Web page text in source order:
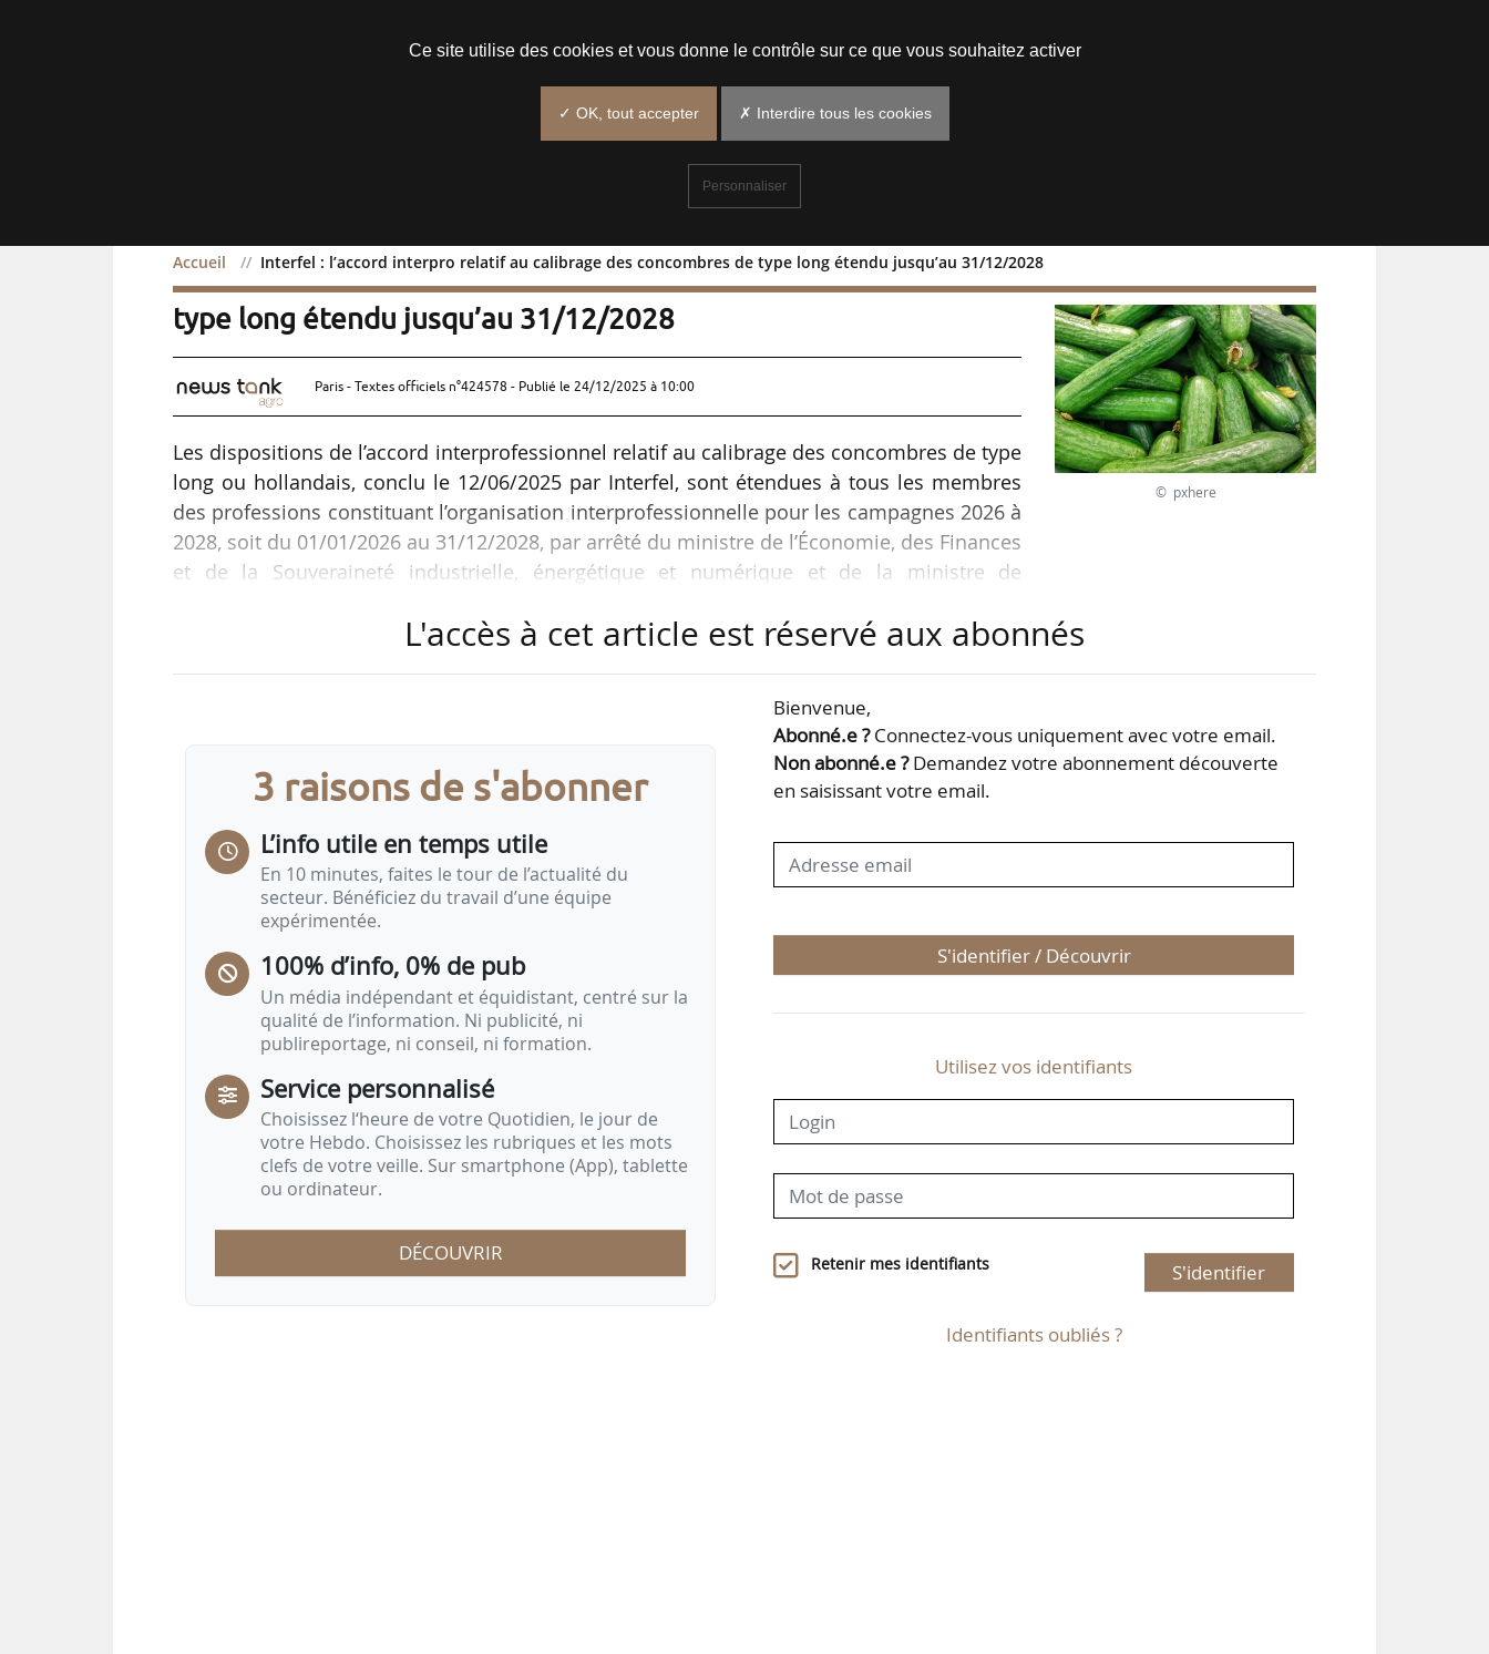
Accueil Interfel : l’accord interpro relatif au calibrage des concombres de type long étendu jusqu’au 31/12/2028
Interfel : l’accord interpro relatif au calibrage des concombres de
type long étendu jusqu’au 31/12/2028
Paris - Textes officiels n°424578 - Publié le 24/12/2025 à 10:00
Les dispositions de l’accord interprofessionnel relatif au calibrage des concombres de type
long ou hollandais, conclu le 12/06/2025 par Interfel, sont étendues à tous les membres
des professions constituant l’organisation interprofessionnelle pour les campagnes 2026 à
2028, soit du 01/01/2026 au 31/12/2028, par arrêté du ministre de l’Économie, des Finances
et de la Souveraineté industrielle, énergétique et numérique et de la ministre de
publié au Journal officiel le 24/12/2025.
l’Agriculture, de l’Agroalimentaire et de la Souveraineté alimentaire. Il peut également être
© pxhere
L'accès à cet article est réservé aux abonnés
3 raisons de s'abonner
L’info utile en temps utile
En 10 minutes, faites le tour de l’actualité du
secteur. Bénéficiez du travail d’une équipe
expérimentée.
100% d’info, 0% de pub
Un média indépendant et équidistant, centré sur la
qualité de l’information. Ni publicité, ni
publireportage, ni conseil, ni formation.
Service personnalisé
Choisissez l‘heure de votre Quotidien, le jour de
votre Hebdo. Choisissez les rubriques et les mots
clefs de votre veille. Sur smartphone (App), tablette
ou ordinateur.
DÉCOUVRIR
Bienvenue,
Abonné.e ?Connectez-vous uniquement avec votre email.
Non abonné.e ?Demandez votre abonnement découverte
en saisissant votre email.
S'identifier / Découvrir
Utilisez vos identifiants
Retenir mes identifiants S'identifier
Identifiants oubliés ?
Ce site utilise des cookies et vous donne le contrôle sur ce que vous souhaitez activer
✓ OK, tout accepter ✗ Interdire tous les cookies
Personnaliser